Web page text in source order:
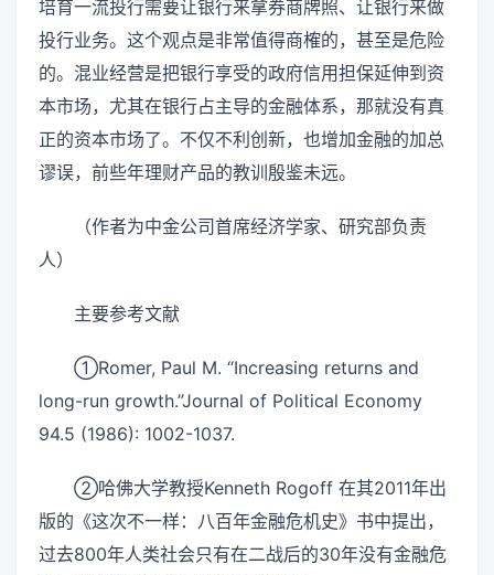
培育一流投行需要让银行来拿券商牌照、让银行来做
投行业务。这个观点是非常值得商榷的，甚至是危险
的。混业经营是把银行享受的政府信用担保延伸到资
本市场，尤其在银行占主导的金融体系，那就没有真
正的资本市场了。不仅不利创新，也增加金融的加总
谬误，前些年理财产品的教训殷鉴未远。
（作者为中金公司首席经济学家、研究部负责
人）
主要参考文献
①Romer, Paul M. “Increasing returns and
long-run growth.”Journal of Political Economy
94.5 (1986): 1002-1037.
②哈佛大学教授Kenneth Rogoff 在其2011年出
版的《这次不一样：八百年金融危机史》书中提出，
过去800年人类社会只有在二战后的30年没有金融危